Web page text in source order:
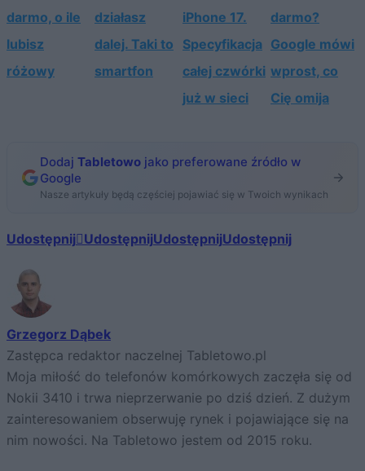
darmo, o ile
lubisz
różowy
działasz
dalej. Taki to
smartfon
iPhone 17.
Specyfikacja
całej czwórki
już w sieci
darmo?
Google mówi
wprost, co
Cię omija
Dodaj Tabletowo jako preferowane źródło w
Google
Nasze artykuły będą częściej pojawiać się w Twoich wynikach
Udostępnij UdostępnijUdostępnijUdostępnij
Grzegorz Dąbek
Zastępca redaktor naczelnej Tabletowo.pl
Moja miłość do telefonów komórkowych zaczęła się od
Nokii 3410 i trwa nieprzerwanie po dziś dzień. Z dużym
zainteresowaniem obserwuję rynek i pojawiające się na
nim nowości. Na Tabletowo jestem od 2015 roku.